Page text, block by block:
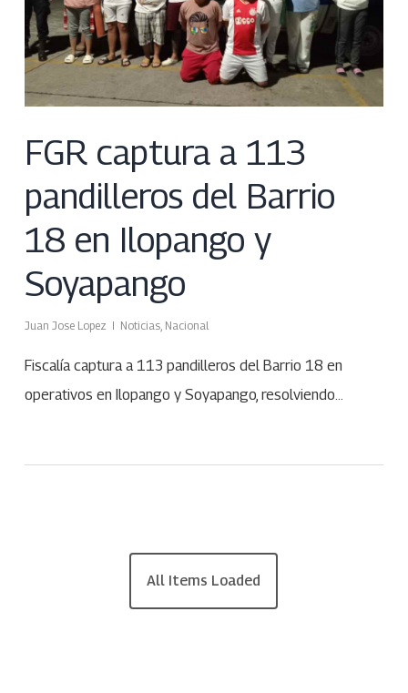
FGR captura a 113
pandilleros del Barrio
18 en Ilopango y
Soyapango
Juan Jose Lopez Noticias, Nacional
Fiscalía captura a 113 pandilleros del Barrio 18 en
operativos en Ilopango y Soyapango, resolviendo…